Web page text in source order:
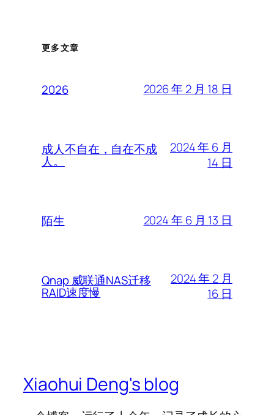
更多文章
2026 2026 年 2 月 18 日
成人不自在，自在不成
人。
2024 年 6 月
14 日
陌生 2024 年 6 月 13 日
Qnap 威联通NAS迁移
RAID速度慢
2024 年 2 月
16 日
Xiaohui Deng's blog